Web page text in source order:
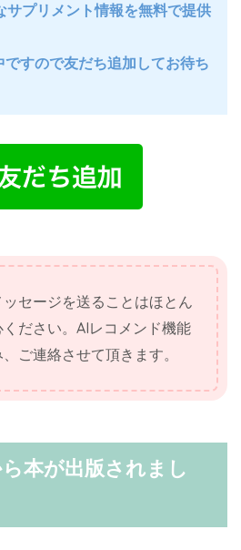
サプリメント情報を無料で提供
ですので友だち追加してお待ち
セージを送ることはほとん
ださい。AIレコメンド機能
ご連絡させて頂きます。
本が出版されまし